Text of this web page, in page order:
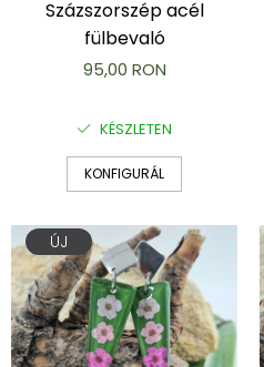
Százszorszép acél
fülbevaló
95,00 RON
KÉSZLETEN
KONFIGURÁL
ÚJ